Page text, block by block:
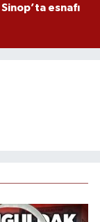
Sinop’ta esnafı